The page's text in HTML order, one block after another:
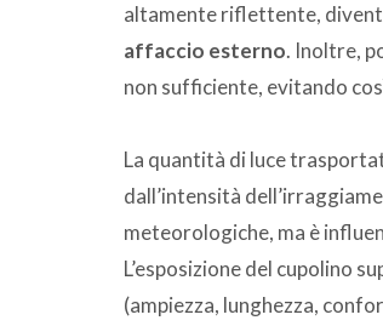
altamente riflettente,
affaccio esterno. Inoltre,
non sufficiente, evitando
La quantità di luce
dall’intensità
meteorologiche, ma è
L’esposizione del cupolino
(ampiezza, lunghezza,